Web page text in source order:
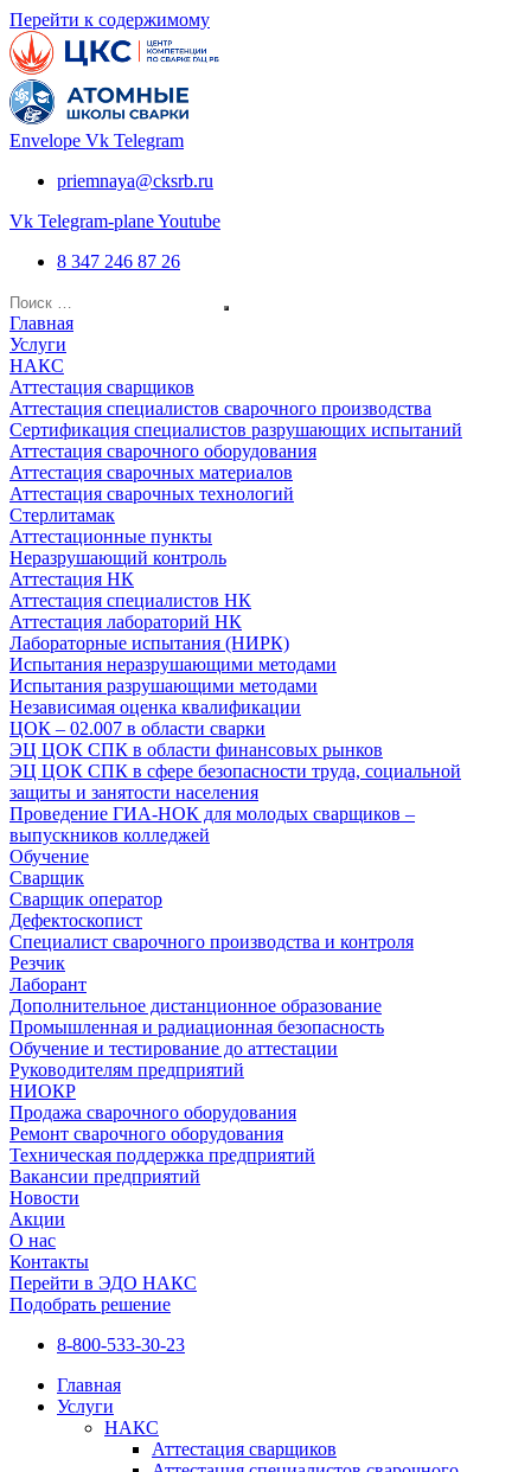
Перейти к содержимому
Envelope Vk Telegram
priemnaya@cksrb.ru
Vk Telegram-planeYoutube
8 347 246 87 26
Главная
Услуги
НАКС
Аттестация сварщиков
Аттестация специалистов сварочного производства
Сертификация специалистов разрушающих испытаний
Аттестация сварочного оборудования
Аттестация сварочных материалов
Аттестация сварочных технологий
Стерлитамак
Аттестационные пункты
Неразрушающий контроль
Аттестация НК
Аттестация специалистов НК
Аттестация лабораторий НК
Лабораторные испытания (НИРК)
Испытания неразрушающими методами
Испытания разрушающими методами
Независимая оценка квалификации
ЦОК – 02.007 в области сварки
ЭЦ ЦОК СПК в области финансовых рынков
ЭЦ ЦОК СПК в сфере безопасности труда, социальной
защиты и занятости населения
Проведение ГИА-НОК для молодых сварщиков –
выпускников колледжей
Обучение
Сварщик
Сварщик оператор
Дефектоскопист
Специалист сварочного производства и контроля
Резчик
Лаборант
Дополнительное дистанционное образование
Промышленная и радиационная безопасность
Обучение и тестирование до аттестации
Руководителям предприятий
НИОКР
Продажа сварочного оборудования
Ремонт сварочного оборудования
Техническая поддержка предприятий
Вакансии предприятий
Новости
Акции
О нас
Контакты
Перейти в ЭДО НАКС
Подобрать решение
8-800-533-30-23
Главная
Услуги
НАКС
Аттестация сварщиков